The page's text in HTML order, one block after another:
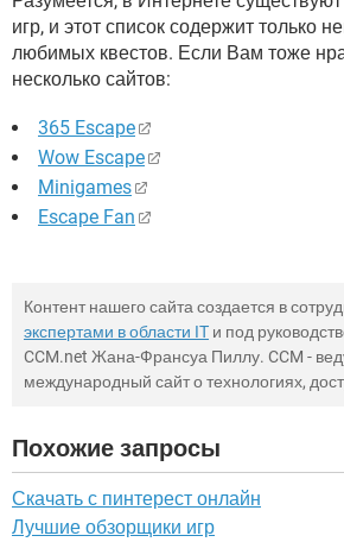
игр, и этот список содержит только
любимых квестов. Если Вам тоже
несколько сайтов:
365 Escape
Wow Escape
Minigames
Escape Fan
Контент нашего сайта создается в
экспертами в области IT и под
CCM.net Жана-Франсуа Пиллу. CCM -
международный сайт о технологиях,
Похожие запросы
Скачать с пинтерест онлайн
Лучшие обзорщики игр